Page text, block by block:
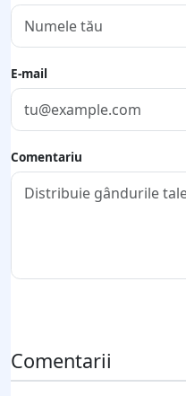
E-mail
Comentariu
Comentarii